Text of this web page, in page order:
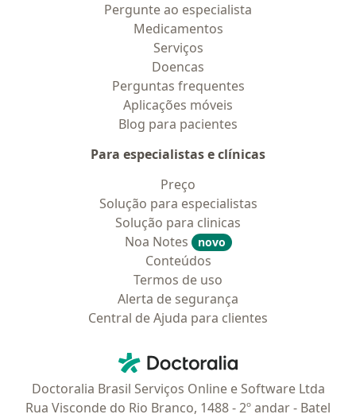
Pergunte ao especialista
Medicamentos
Serviços
Doencas
Perguntas frequentes
Aplicações móveis
Blog para pacientes
Para especialistas e clínicas
Preço
Solução para especialistas
Solução para clinicas
Noa Notes
novo
Conteúdos
Termos de uso
Alerta de segurança
Central de Ajuda para clientes
Doctoralia - Homepage
Doctoralia Brasil Serviços Online e Software Ltda
Rua Visconde do Rio Branco, 1488 - 2º andar - Batel